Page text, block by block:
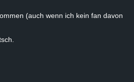
(auch wenn ich kein fan davon